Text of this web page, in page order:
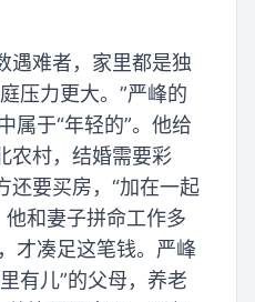
遇难者，家里都是独
压力更大。”严峰的
属于“年轻的”。他给
农村，结婚需要彩
还要买房，“加在一起
和妻子拼命工作多
才凑足这笔钱。严峰
有儿”的父母，养老